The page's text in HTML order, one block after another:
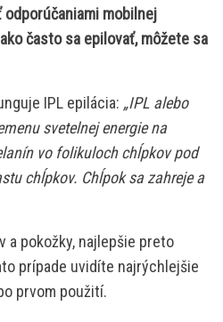
mobilnej
často sa epilovať, môžete sa
IPL epilácia: „IPL alebo
svetelnej energie na
vo folikuloch chĺpkov pod
chĺpkov. Chĺpok sa zahreje a
a pokožky, najlepšie preto
prípade uvidíte najrýchlejšie
prvom použití.